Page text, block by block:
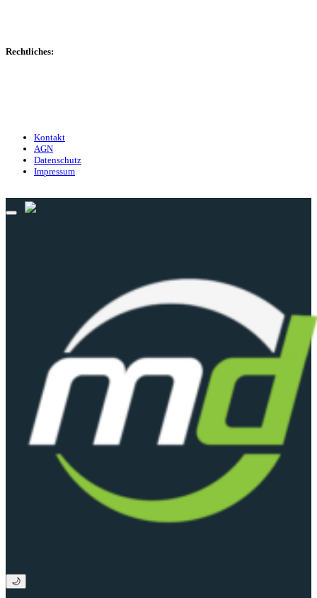
Rechtliches:
Kontakt
AGN
Datenschutz
Impressum
🌙